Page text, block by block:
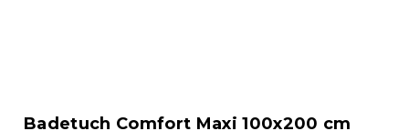
Badetuch Comfort Maxi 100x200 cm